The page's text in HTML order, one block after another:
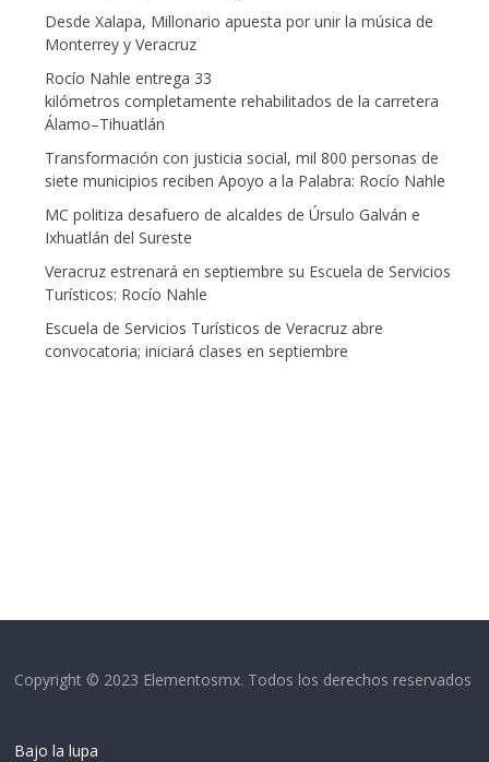
Desde Xalapa, Millonario apuesta por unir la música de
Monterrey y Veracruz
Rocío Nahle entrega 33
kilómetros completamente rehabilitados de la carretera
Álamo–Tihuatlán
Transformación con justicia social, mil 800 personas de
siete municipios reciben Apoyo a la Palabra: Rocío Nahle
MC politiza desafuero de alcaldes de Úrsulo Galván e
Ixhuatlán del Sureste
Veracruz estrenará en septiembre su Escuela de Servicios
Turísticos: Rocío Nahle
Escuela de Servicios Turísticos de Veracruz abre
convocatoria; iniciará clases en septiembre
Copyright © 2023 Elementosmx. Todos los derechos reservados
Bajo la lupa